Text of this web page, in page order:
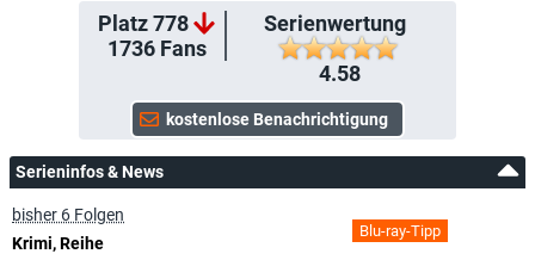
Platz 778
1736Fans
Serienwertung
4.58
Serieninfos & News
Blu-ray-Tipp
bisher 6 Folgen
Krimi, Reihe